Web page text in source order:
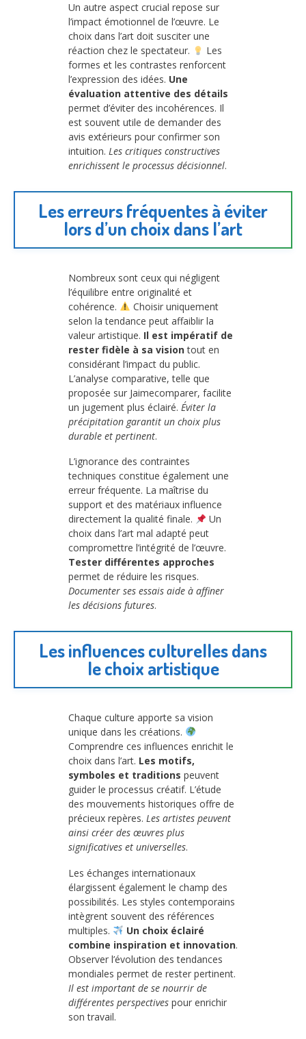
Un autre aspect crucial repose sur
l’impact émotionnel de l’œuvre. Le
choix dans l’art doit susciter une
réaction chez le spectateur.
Les
formes et les contrastes renforcent
l’expression des idées. Une
évaluation attentive des détails
permet d’éviter des incohérences. Il
est souvent utile de demander des
avis extérieurs pour confirmer son
intuition. Les critiques constructives
enrichissent le processus décisionnel.
Les erreurs fréquentes à éviter
lors d’un choix dans l’art
Nombreux sont ceux qui négligent
l’équilibre entre originalité et
cohérence.
Choisir uniquement
selon la tendance peut affaiblir la
valeur artistique. Il est impératif de
rester fidèle à sa visiontout en
considérant l’impact du public.
L’analyse comparative, telle que
proposée sur Jaimecomparer, facilite
un jugement plus éclairé. Éviter la
précipitation garantit un choix plus
durable et pertinent.
L’ignorance des contraintes
techniques constitue également une
erreur fréquente. La maîtrise du
support et des matériaux influence
directement la qualité finale.
Un
choix dans l’art mal adapté peut
compromettre l’intégrité de l’œuvre.
Tester différentes approches
permet de réduire les risques.
Documenter ses essais aide à affiner
les décisions futures.
Les influences culturelles dans
le choix artistique
Chaque culture apporte sa vision
unique dans les créations.
Comprendre ces influences enrichit le
choix dans l’art. Les motifs,
symboles et traditions peuvent
guider le processus créatif. L’étude
des mouvements historiques offre de
précieux repères. Les artistes peuvent
ainsi créer des œuvres plus
significatives et universelles.
Les échanges internationaux
élargissent également le champ des
possibilités. Les styles contemporains
intègrent souvent des références
multiples.
Un choix éclairé
combine inspiration et innovation.
Observer l’évolution des tendances
mondiales permet de rester pertinent.
Il est important de se nourrir de
différentes perspectives pour enrichir
son travail.